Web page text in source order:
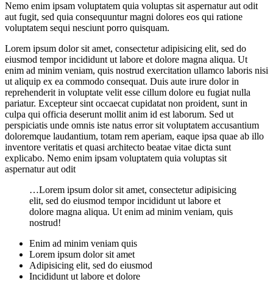
Nemo enim ipsam voluptatem quia voluptas sit aspernatur aut odit
aut fugit, sed quia consequuntur magni dolores eos qui ratione
voluptatem sequi nesciunt porro quisquam.
Lorem ipsum dolor sit amet, consectetur adipisicing elit, sed do
eiusmod tempor incididunt ut labore et dolore magna aliqua. Ut
enim ad minim veniam, quis nostrud exercitation ullamco laboris nisi
ut aliquip ex ea commodo consequat. Duis aute irure dolor in
reprehenderit in voluptate velit esse cillum dolore eu fugiat nulla
pariatur. Excepteur sint occaecat cupidatat non proident, sunt in
culpa qui officia deserunt mollit anim id est laborum. Sed ut
perspiciatis unde omnis iste natus error sit voluptatem accusantium
doloremque laudantium, totam rem aperiam, eaque ipsa quae ab illo
inventore veritatis et quasi architecto beatae vitae dicta sunt
explicabo. Nemo enim ipsam voluptatem quia voluptas sit
aspernatur aut odit
…Lorem ipsum dolor sit amet, consectetur adipisicing
elit, sed do eiusmod tempor incididunt ut labore et
dolore magna aliqua. Ut enim ad minim veniam, quis
nostrud!
Enim ad minim veniam quis
Lorem ipsum dolor sit amet
Adipisicing elit, sed do eiusmod
Incididunt ut labore et dolore